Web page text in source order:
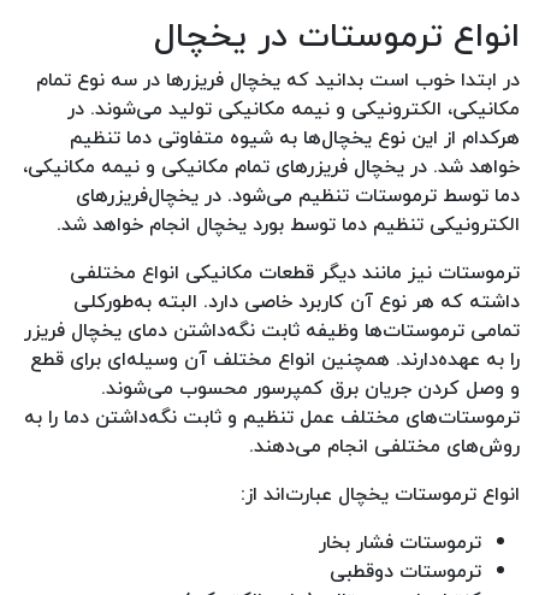
انواع ترموستات در یخچال
در ابتدا خوب است بدانید که یخچال فریزرها در سه نوع تمام
مکانیکی، الکترونیکی و نیمه مکانیکی تولید می‌شوند. در
هرکدام از این نوع یخچال‌ها به شیوه متفاوتی دما تنظیم
خواهد شد. در یخچال فریزرهای تمام مکانیکی و نیمه مکانیکی،
دما توسط ترموستات تنظیم می‌شود. در یخچال‌فریزرهای
الکترونیکی تنظیم دما توسط بورد یخچال انجام خواهد شد.
ترموستات نیز مانند دیگر قطعات مکانیکی انواع مختلفی
داشته که هر نوع آن کاربرد خاصی دارد. البته به‌طورکلی
تمامی ترموستات‌ها وظیفه ثابت نگه‌داشتن دمای یخچال فریزر
را به عهده‌دارند. همچنین انواع مختلف آن وسیله‌ای برای قطع
و وصل کردن جریان برق کمپرسور محسوب می‌شوند.
ترموستات‌های مختلف عمل تنظیم و ثابت نگه‌داشتن دما را به
روش‌های مختلفی انجام می‌دهند.
انواع ترموستات یخچال عبارت‌اند از:
ترموستات فشار بخار
ترموستات دوقطبی